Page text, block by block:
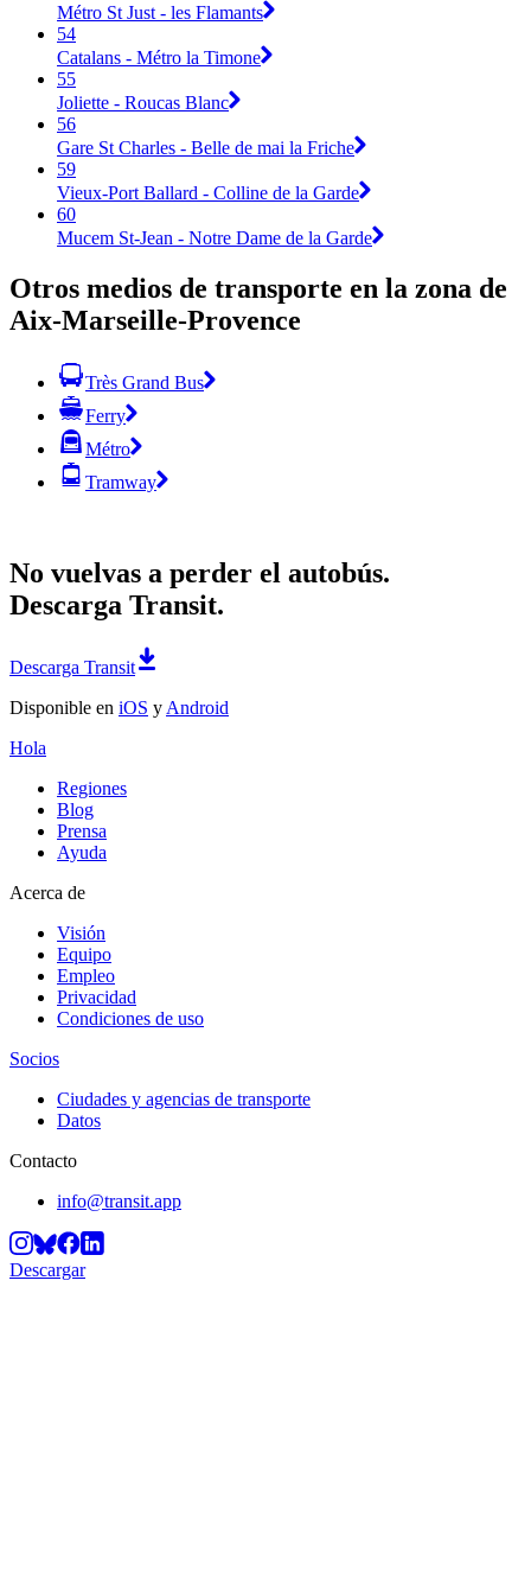
Métro St Just - les Flamants
54
Catalans - Métro la Timone
55
Joliette - Roucas Blanc
56
Gare St Charles - Belle de mai la Friche
59
Vieux-Port Ballard - Colline de la Garde
60
Mucem St-Jean - Notre Dame de la Garde
Otros medios de transporte en la zona de
Aix-Marseille-Provence
Très Grand Bus
Ferry
Métro
Tramway
No vuelvas a perder el autobús.
Descarga Transit.
Descarga Transit
Disponible en iOS y Android
Hola
Regiones
Blog
Prensa
Ayuda
Acerca de
Visión
Equipo
Empleo
Privacidad
Condiciones de uso
Socios
Ciudades y agencias de transporte
Datos
Contacto
info@transit.app
Descargar